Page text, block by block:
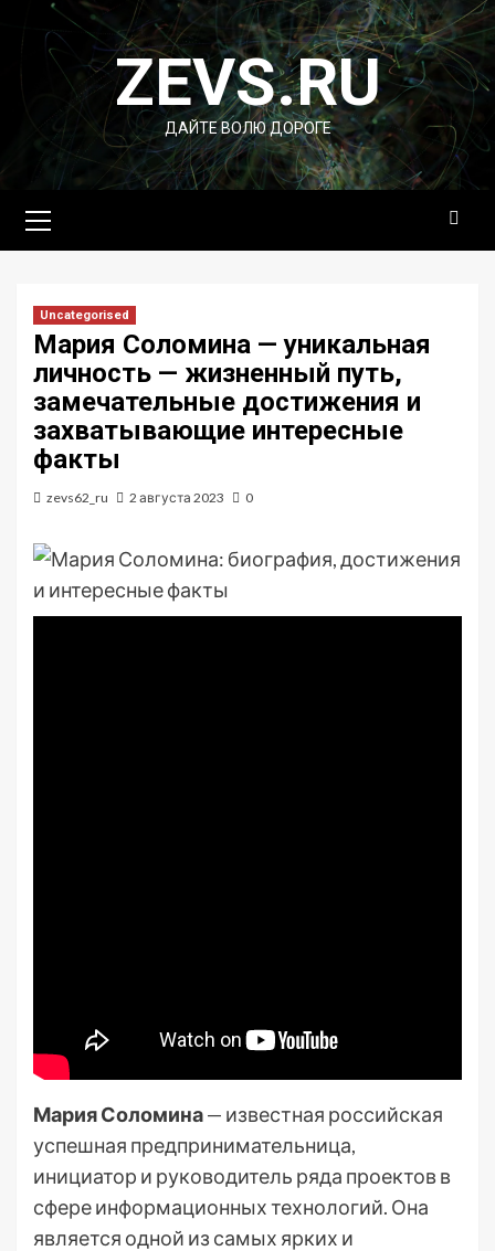
Перейти
содержимомуZEVS.RU
ДАЙТЕ ВОЛЮ ДОРОГЕ
меню
Uncategorised
Мария Соломина — уникальная
личность — жизненный путь,
замечательные достижения и
захватывающие интересные
факты
zevs62_ru 2 августа 2023 0
Мария Соломина— известная российская
успешная предпринимательница,
инициатор и руководитель ряда проектов в
сфере информационных технологий. Она
является одной из самых ярких и